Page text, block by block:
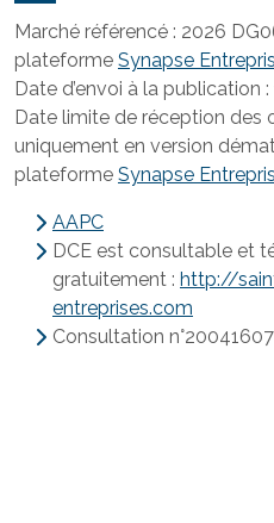
Marché référencé : 2026
plateforme Synapse
Date d’envoi à la publication
Date limite de réception des
uniquement en version
plateforme Synapse
AAPC
DCE est consultable et
gratuitement : http://
entreprises.com
Consultation